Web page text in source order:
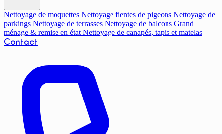
Nettoyage de moquettes Nettoyage fientes de pigeons Nettoyage de
parkings Nettoyage de terrasses Nettoyage de balcons Grand
ménage & remise en état Nettoyage de canapés, tapis et matelas
Contact